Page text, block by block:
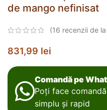
de mango nefinisat
(16 recenzii de
831,99 lei
Comandă pe
Poți face
simplu și rapid